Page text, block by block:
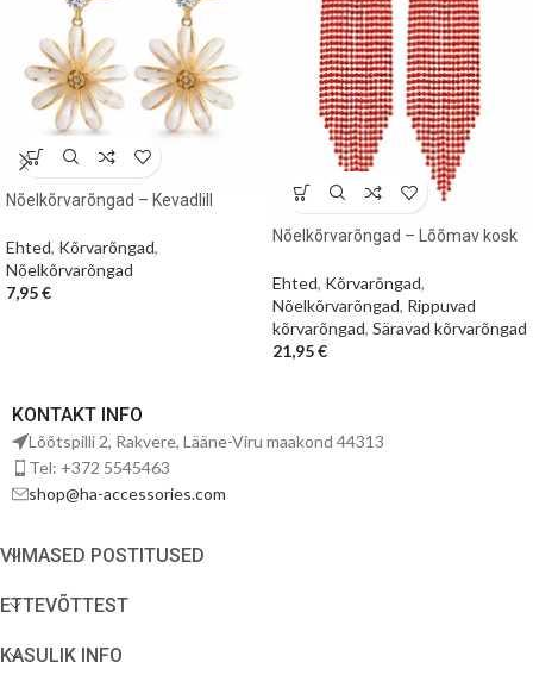
Nõelkõrvarõngad – Kevadlill
Ehted, Kõrvarõngad,
Nõelkõrvarõngad
7,95€
Nõelkõrvarõngad – Lõõmav kosk
Ehted, Kõrvarõngad,
Nõelkõrvarõngad, Rippuvad
kõrvarõngad, Säravad kõrvarõngad
21,95€
KONTAKT INFO
Lõõtspilli 2, Rakvere, Lääne-Viru maakond 44313
Tel: +372 5545463
shop@ha-accessories.com
VIIMASED POSTITUSED
ETTEVÕTTEST
KASULIK INFO